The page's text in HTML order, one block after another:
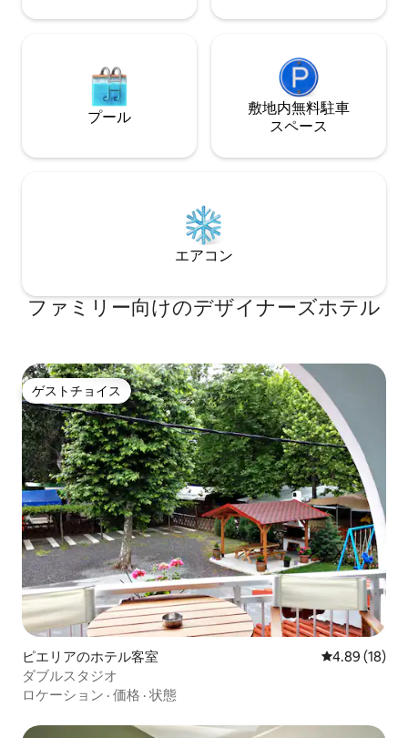
プール
敷地内無料駐⁠車
ス⁠ペ⁠ー⁠ス
エアコン
ファミリー向⁠け⁠のデ⁠ザ⁠イ⁠ナ⁠ー⁠ズホ⁠テ⁠ル
ゲストチョイス
ゲストチョイス
ピエリアのホテル客室 レビュー18
4.89 (18)
ダブルスタジオ
ロケーション · 価格 · 状態